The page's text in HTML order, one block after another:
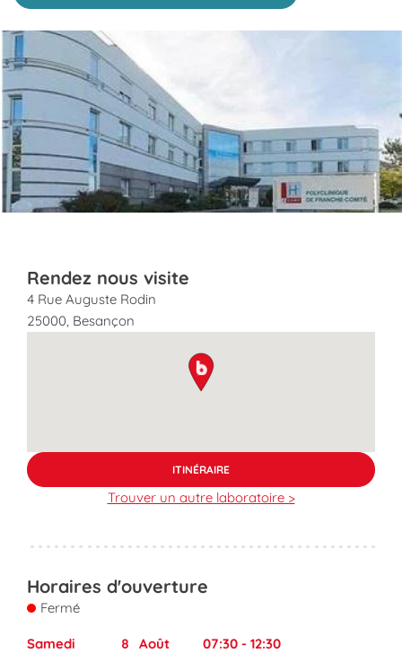
Click to View in Slide Show
Rendez nous visite
4 Rue Auguste Rodin
25000, Besançon
map pin
ITINÉRAIRE
Trouver un autre laboratoire >
Horaires d'ouverture
Fermé
Samedi 8 Août 07:30 - 12:30